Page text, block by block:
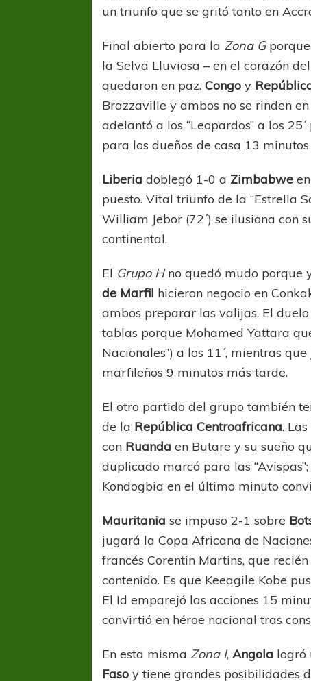
un triunfo que se gritó tanto en
Final abierto para la Zona Gporque
la Selva Lluviosa – en el corazón
quedaron en paz.Congo y
Brazzaville y ambos no se rinden
adelantó a los “Leopardos” a los
para los dueños de casa 13
Liberia doblegó 1-0 a Zimbabwe
puesto. Vital triunfo de la “Estrella
William Jebor (72´) se ilusiona con
continental.
El Grupo Hno quedó mudo porque
de Marfil hicieron negocio en
ambos preparar las valijas. El
tablas porque Mohamed Yattara
Nacionales”) a los 11´, mientras
marfileños 9 minutos más tarde.
El otro partido del grupo también
de la República Centroafricana.
con Ruanda en Butare y su sueño
duplicado marcó para las
Kondogbia en el último minuto
Mauritania se impuso 2-1 sobre
jugará la Copa Africana de
francés Corentin Martins, que
contenido. Es que Keeagile Kobe
El Id emparejó las acciones 15
convirtió en héroe nacional tras
En esta misma Zona I,Angola logró
Faso y tiene grandes posibilidades
COPA SUDAMERICANA TIGRE
A pesar de la derrota Tigre avanzó a
COPA
Sur